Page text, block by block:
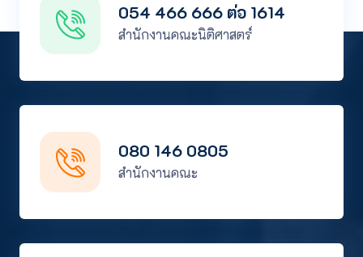
054 466 666 ต่อ 1614
สำนักงานคณะนิติศาสตร์
080 146 0805
สำนักงานคณะ